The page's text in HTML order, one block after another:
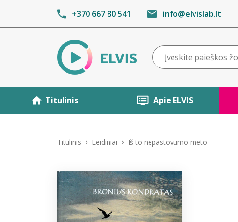
+370 667 80 541 info@elvislab.lt
Titulinis Apie ELVIS
Titulinis Leidiniai Iš to nepastovumo meto